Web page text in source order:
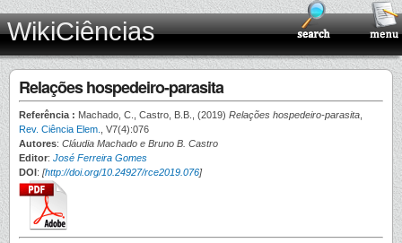
WikiCiências
Relações hospedeiro-parasita
Referência : Machado, C., Castro, B.B., (2019) Relações hospedeiro-parasita
Rev. Ciência Elem.
, V7(4):076
Autores: Cláudia Machado e Bruno B. Castro
Editor: José Ferreira Gomes
DOI: [http://doi.org/10.24927/rce2019.076]